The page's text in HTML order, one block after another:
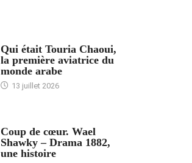
Qui était Touria Chaoui,
la première aviatrice du
monde arabe
13 juillet 2026
Coup de cœur. Wael
Shawky – Drama 1882,
une histoire